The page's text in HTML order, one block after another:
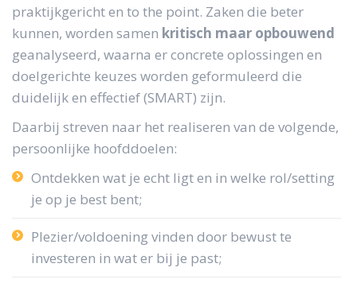
praktijkgericht en to the point. Zaken die beter
kunnen, worden samen kritisch maar opbouwend
geanalyseerd, waarna er concrete oplossingen en
doelgerichte keuzes worden geformuleerd die
duidelijk en effectief (SMART) zijn.
Daarbij streven naar het realiseren van de volgende,
persoonlijke hoofddoelen:
Ontdekken wat je echt ligt en in welke rol/setting
je op je best bent;
Plezier/voldoening vinden door bewust te
investeren in wat er bij je past;